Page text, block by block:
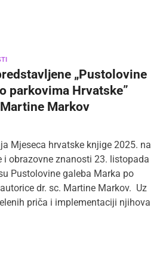
„Pustolovine
parkovima Hrvatske”
Markov
Mjeseca hrvatske knjige 2025. na
i obrazovne znanosti 23. listopada
Pustolovine galeba Marka po
dr. sc. Martine Markov. Uz
priča i implementaciji njihova